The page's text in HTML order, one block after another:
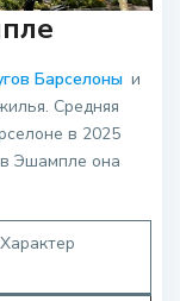
Барселоны и
Средняя
в 2025
в Эшампле она
Характер